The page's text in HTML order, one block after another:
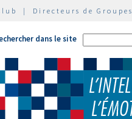
| Directeurs de Groupes
dans le site